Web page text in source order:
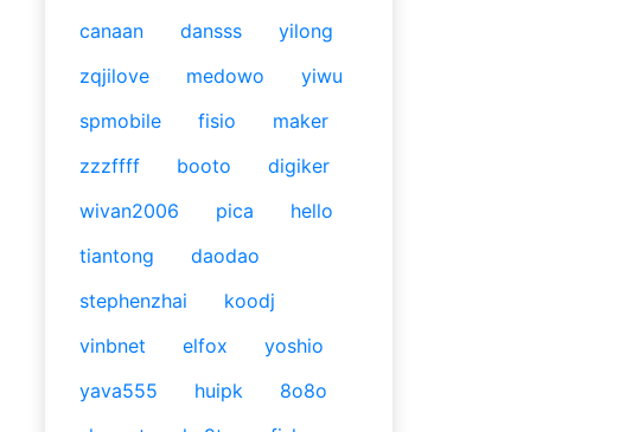
canaan
dansss
yilong
zqjilove
medowo
yiwu
spmobile
fisio
maker
zzzffff
booto
digiker
wivan2006
pica
hello
tiantong
daodao
stephenzhai
koodj
vinbnet
elfox
yoshio
yava555
huipk
8o8o